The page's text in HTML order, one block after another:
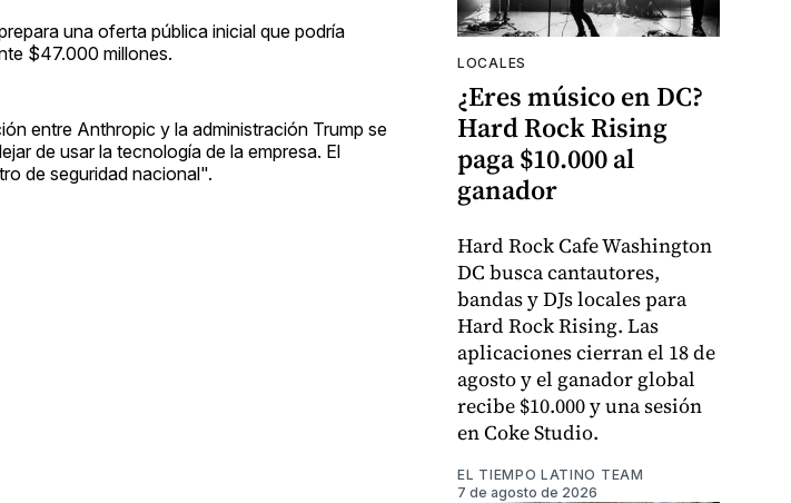
una oferta pública inicial que podría
$47.000 millones.
entre Anthropic y la administración Trump se
de usar la tecnología de la empresa. El
de seguridad nacional".
LOCALES
¿Eres músico en DC?
Hard Rock Rising
paga $10.000 al
ganador
Hard Rock Cafe Washington
DC busca cantautores,
bandas y DJs locales para
Hard Rock Rising. Las
aplicaciones cierran el 18 de
agosto y el ganador global
recibe $10.000 y una sesión
en Coke Studio.
EL TIEMPO LATINO TEAM
7 de agosto de 2026